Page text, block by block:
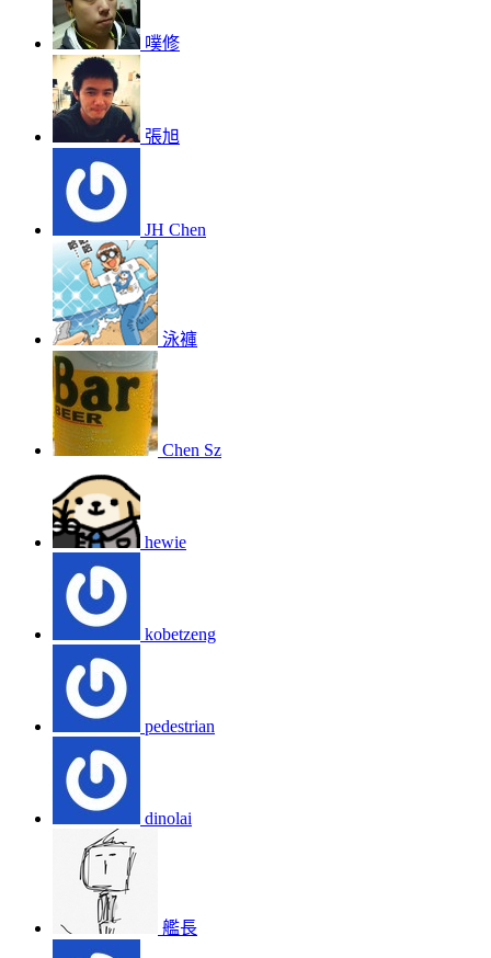
噗修
張旭
JH Chen
泳褲
Chen Sz
hewie
kobetzeng
pedestrian
dinolai
艦長